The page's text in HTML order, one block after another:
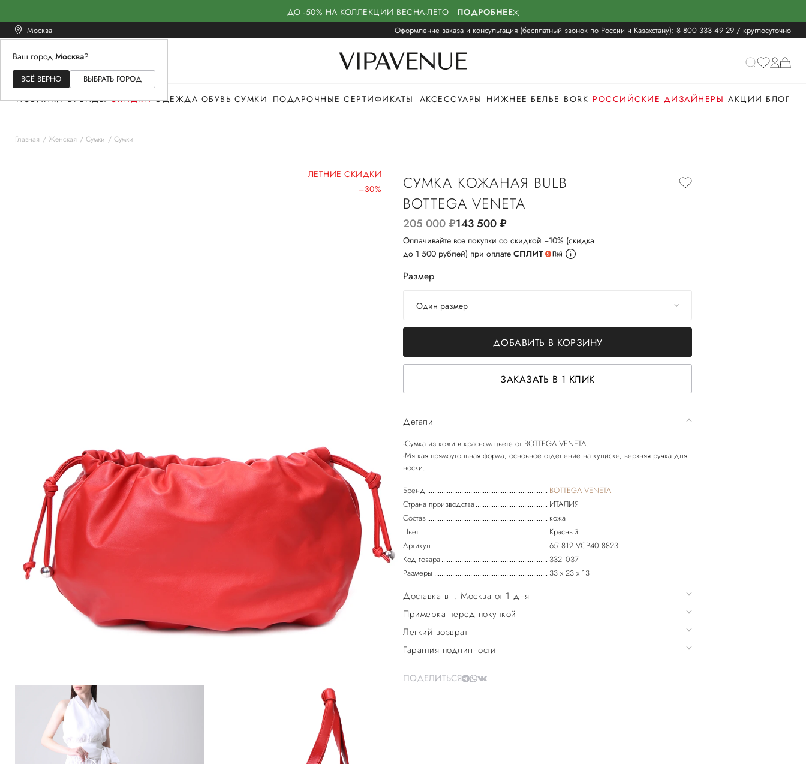
ДО -50% НА КОЛЛЕКЦИИ ВЕСНА-ЛЕТО ПОДРОБНЕЕ
Москва Оформление заказа и консультация (бесплатный звонок по России и Казахстану): 8 800 333 49 29 / круглосуточно
Ваш город Москва?
ВСЁ ВЕРНО ВЫБРАТЬ ГОРОД
ЖЕНСКОЕМУЖСКОЕ
НОВИНКИ БРЕНДЫ СКИДКИ ОДЕЖДА ОБУВЬ СУМКИ ПОДАРОЧНЫЕ СЕРТИФИКАТЫ АКСЕССУАРЫ НИЖНЕЕ БЕЛЬЕ BORK РОССИЙСКИЕ ДИЗАЙНЕРЫ АКЦИИ БЛОГ
Главная Женская Сумки Сумки
ЛЕТНИЕ СКИДКИ
–30%
СУМКА КОЖАНАЯ BULB
BOTTEGA VENETA
205 000руб.143 500руб.
Оплачивайте все покупки со скидкой −10% (скидка
до 1 500 рублей) при оплате СПЛИТ
Размер
Один размер
ДОБАВИТЬ В КОРЗИНУ
ЗАКАЗАТЬ В 1 КЛИК
Детали
-Сумка из кожи в красном цвете от BOTTEGA VENETA.
-Мягкая прямоугольная форма, основное отделение на кулиске, верхняя ручка для
Бренд
BOTTEGA VENETA
Страна производства
ИТАЛИЯ
Состав
кожа
Цвет
Красный
Артикул
651812 VCP40 8823
Код товара
3321037
Размеры
33 х 23 х 13
Доставка в г. Москва от 1 дня
Примерка перед покупкой
Легкий возврат
Гарантия подлинности
ПОДЕЛИТЬСЯ